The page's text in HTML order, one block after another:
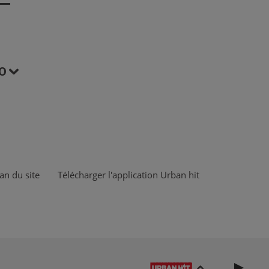
du site Télécharger l'application Urban hit